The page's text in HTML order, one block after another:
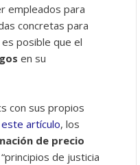
empleados para
concretas para
posible que el
en su
con sus propios
este artículo, los
de precio
de justicia